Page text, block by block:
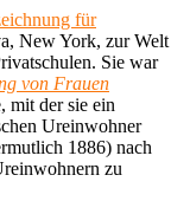
für
New York, zur Welt
Sie war
von Frauen
mit der sie ein
Ureinwohner
1886) nach
zu